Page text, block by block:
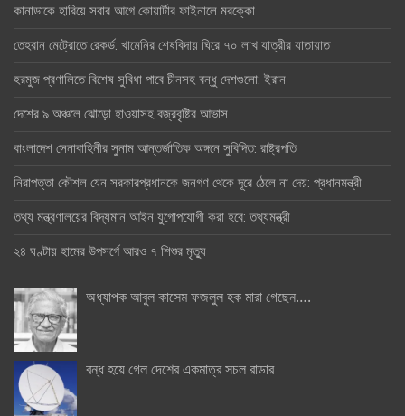
কানাডাকে হারিয়ে সবার আগে কোয়ার্টার ফাইনালে মরক্কো
তেহরান মেট্রোতে রেকর্ড: খামেনির শেষবিদায় ঘিরে ৭০ লাখ যাত্রীর যাতায়াত
হরমুজ প্রণালিতে বিশেষ সুবিধা পাবে চীনসহ বন্ধু দেশগুলো: ইরান
দেশের ৯ অঞ্চলে ঝোড়ো হাওয়াসহ বজ্রবৃষ্টির আভাস
বাংলাদেশ সেনাবাহিনীর সুনাম আন্তর্জাতিক অঙ্গনে সুবিদিত: রাষ্ট্রপতি
নিরাপত্তা কৌশল যেন সরকারপ্রধানকে জনগণ থেকে দূরে ঠেলে না দেয়: প্রধানমন্ত্রী
তথ্য মন্ত্রণালয়ের বিদ্যমান আইন যুগোপযোগী করা হবে: তথ্যমন্ত্রী
২৪ ঘণ্টায় হামের উপসর্গে আরও ৭ শিশুর মৃত্যু
অধ্যাপক আবুল কাসেম ফজলুল হক মারা গেছেন….
বন্ধ হয়ে গেল দেশের একমাত্র সচল রাডার